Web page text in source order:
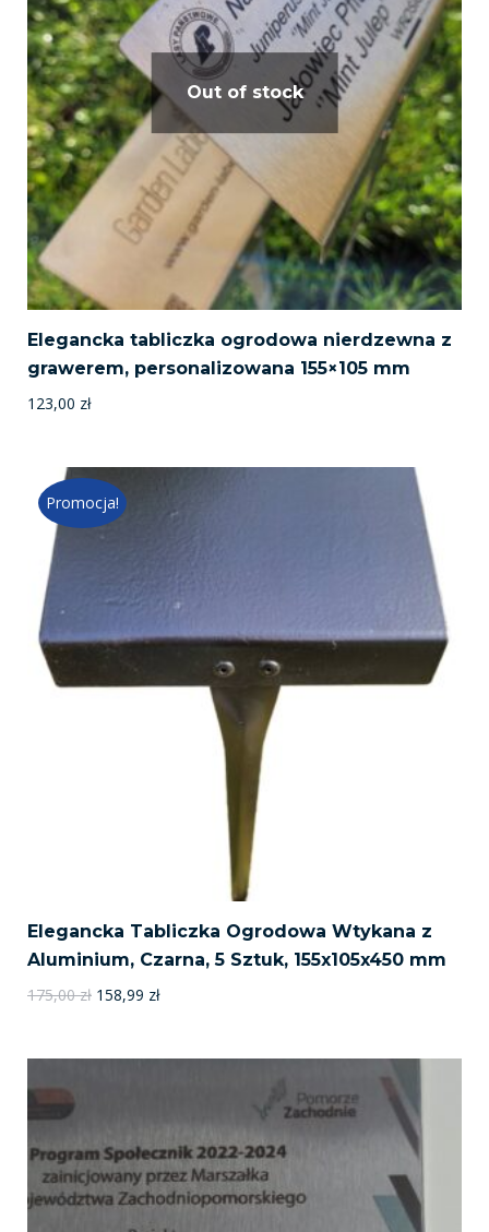
Out of stock
Elegancka tabliczka ogrodowa nierdzewna z
grawerem, personalizowana 155×105 mm
123,00 zł
Promocja!
Elegancka Tabliczka Ogrodowa Wtykana z
Aluminium, Czarna, 5 Sztuk, 155x105x450 mm
175,00zł Pierwotna
wynosiła:
158,99 złAktualna
wynosi: